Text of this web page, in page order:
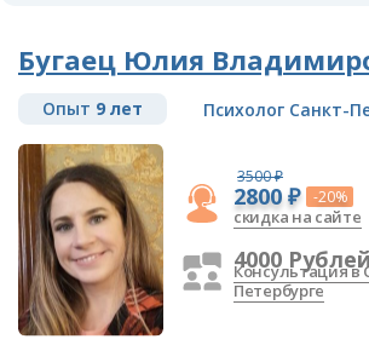
Бугаец Юлия
Опыт 9 лет Психолог Санкт-
3500 ₽
2800 ₽ -20%
скидка на сайте
4000
Консультация в
Петербурге